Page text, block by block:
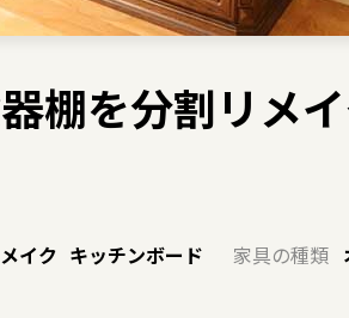
棚を分割リメ
イク キッチンボード 家具の種類